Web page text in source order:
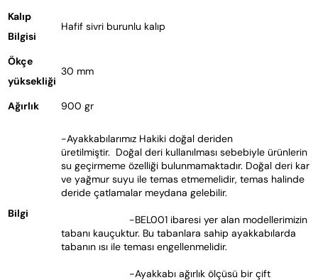
Kalıp
Bilgisi
Hafif sivri burunlu kalıp
Ökçe
yüksekliği
30 mm
Ağırlık 900 gr
Bilgi
-Ayakkabılarımız Hakiki doğal deriden
üretilmiştir.  Doğal deri kullanılması sebebiyle ürünlerin
su geçirmeme özelliği bulunmamaktadır. Doğal deri kar
ve yağmur suyu ile temas etmemelidir, temas halinde
deride çatlamalar meydana gelebilir.
tabanı kauçuktur. Bu tabanlara sahip ayakkabılarda
tabanın ısı ile teması engellenmelidir.